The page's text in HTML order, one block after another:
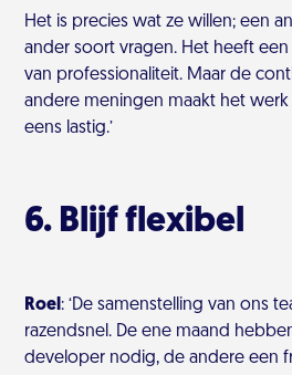
Het is precies wat ze willen; een
ander soort vragen. Het heeft
van professionaliteit. Maar de
andere meningen maakt het werk
eens lastig.’
6. Blijf flexibel
Roel : ‘De samenstelling van ons
razendsnel. De ene maand
developer nodig, de andere een